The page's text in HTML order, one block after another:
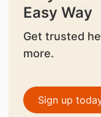
Easy Way
Get trusted
more.
Sign up